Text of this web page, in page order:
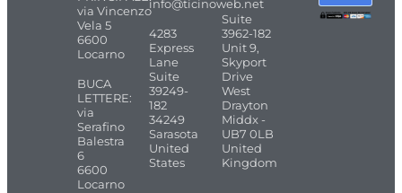
via Vincenzo
Vela 5
6600
Locarno
BUCA
LETTERE:
via
Serafino
Balestra
6
6600
Locarno
info@ticinoweb.net
4283
Express
Lane
Suite
39249-
182
34249
Sarasota
United
States
Suite
3962-182
Unit 9,
Skyport
Drive
West
Drayton
Middx -
UB7 0LB
United
Kingdom